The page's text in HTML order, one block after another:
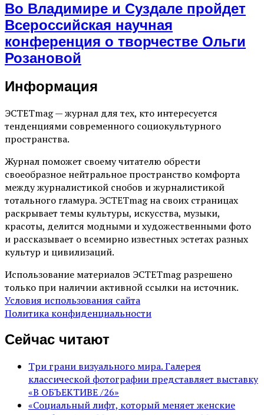
Во Владимире и Суздале пройдет
Всероссийская научная
конференция о творчестве Ольги
Розановой
Информация
ЭСТЕТmag — журнал для тех, кто интересуется
тенденциями современного социокультурного
пространства.
Журнал поможет своему читателю обрести
своеобразное нейтральное пространство комфорта
между журналистикой снобов и журналистикой
тотального гламура. ЭСТЕТmag на своих страницах
раскрывает темы культуры, искусства, музыки,
красоты, делится модными и художественными фото
и рассказывает о всемирно известных эстетах разных
культур и цивилизаций.
Использование материалов ЭСТЕТmag разрешено
только при наличии активной ссылки на источник.
Условия использования сайта
Политика конфиденциальности
Сейчас читают
Три грани визуального мира. Галерея
классической фотографии представляет выставку
«В ОБЪЕКТИВЕ /26»
«Социальный лифт, который меняет женские